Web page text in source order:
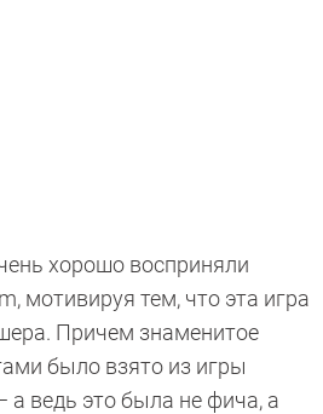
хорошо восприняли
мотивируя тем, что эта игра
Причем знаменитое
было взято из игры
а ведь это была не фича, а